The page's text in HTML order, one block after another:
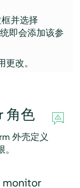
并选择
即会添加该参
更改。
角色
外壳定义
monitor